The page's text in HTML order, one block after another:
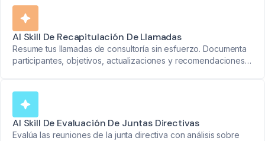
AI Skill De Recapitulación De Llamadas
Resume tus llamadas de consultoría sin esfuerzo. Documenta
participantes, objetivos, actualizaciones y recomendaciones
AI Skill De Evaluación De Juntas Directivas
Evalúa las reuniones de la junta directiva con análisis sobre